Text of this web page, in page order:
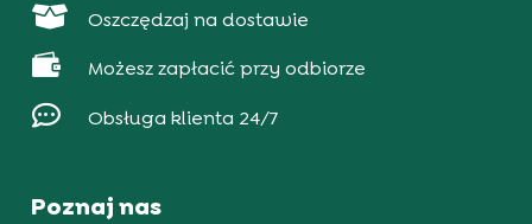
 Oszczędzaj na dostawie
 Możesz zapłacić przy odbiorze
 Obsługa klienta 24/7
Poznaj nas